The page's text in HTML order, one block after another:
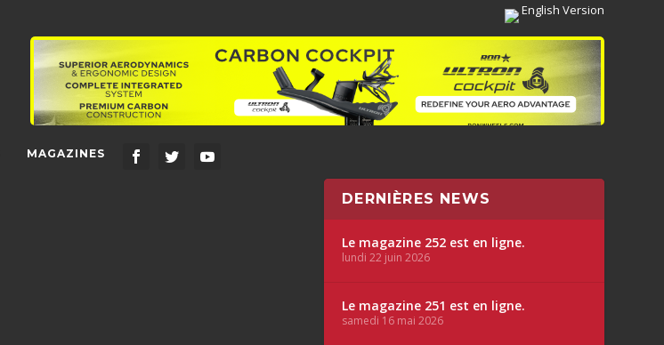
English Version
MAGAZINES
DERNIÈRES NEWS
Le magazine 252 est en ligne.
lundi 22 juin 2026
Le magazine 251 est en ligne.
samedi 16 mai 2026